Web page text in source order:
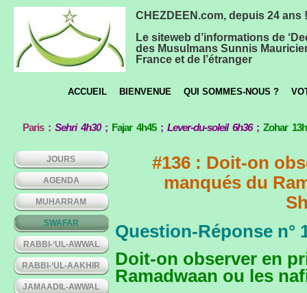
CHEZDEEN.com, depuis 24 ans !
Le siteweb d’informations de
des Musulmans Sunnis
France et de l’étranger
ACCUEIL BIENVENUE QUI SOMMES-NOUS ?
Paris:Sehri 4h30; Fajar 4h45;Lever-du-soleil 6h36;Zohar
JOURS
AGENDA
MUHARRAM
SWAFAR
RABBI-‘UL-AWWAL
RABBI-‘UL-AAKHIR
JAMAADIL-AWWAL
#136 : Doit-on
manqués du
Question-Réponse n°
Doit-on observer en
Ramadwaan ou les